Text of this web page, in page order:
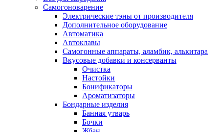
Самогоноварение
Электрические тэны от производителя
Дополнительное оборудование
Автоматика
Автоклавы
Самогонные аппараты, аламбик, алькитара
Вкусовые добавки и консерванты
Очистка
Настойки
Бонификаторы
Ароматизаторы
Бондарные изделия
Банная утварь
Бочки